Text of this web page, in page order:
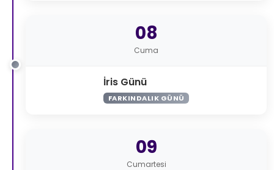
08
Cuma
İris Günü
FARKINDALIK GÜNÜ
09
Cumartesi